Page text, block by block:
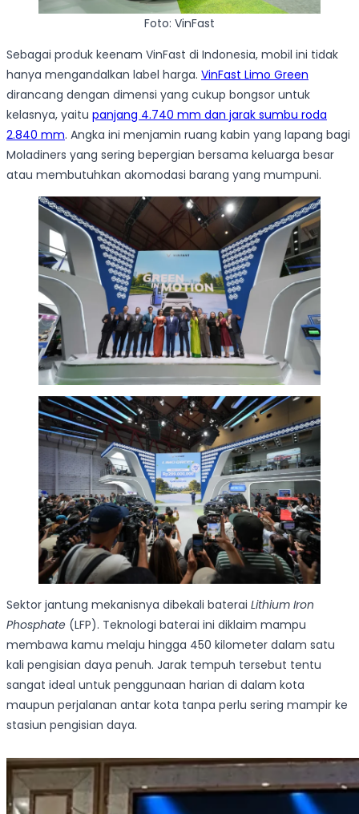
Foto: VinFast
Sebagai produk keenam VinFast di Indonesia, mobil ini tidak
hanya mengandalkan label harga. VinFast Limo Green
dirancang dengan dimensi yang cukup bongsor untuk
kelasnya, yaitu panjang 4.740 mm dan jarak sumbu roda
2.840 mm. Angka ini menjamin ruang kabin yang lapang bagi
Moladiners yang sering bepergian bersama keluarga besar
atau membutuhkan akomodasi barang yang mumpuni.
Sektor jantung mekanisnya dibekali baterai Lithium Iron
Phosphate (LFP). Teknologi baterai ini diklaim mampu
membawa kamu melaju hingga 450 kilometer dalam satu
kali pengisian daya penuh. Jarak tempuh tersebut tentu
sangat ideal untuk penggunaan harian di dalam kota
maupun perjalanan antar kota tanpa perlu sering mampir ke
stasiun pengisian daya.